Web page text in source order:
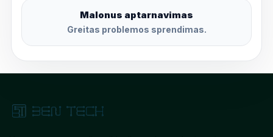
Malonus aptarnavimas
Greitas problemos sprendimas.